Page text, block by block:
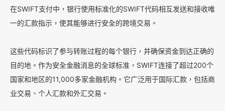
在SWIFT支付中，银行使用标准化的SWIFT代码相互发送和接收唯
一的汇款指示，使其能够进行安全的跨境交易。
这些代码标识了参与转账过程的每个银行，并确保资金到达正确的
目的地。作为安全金融消息的全球标准，SWIFT连接了超过200个
国家和地区的11,000多家金融机构。它广泛用于国际汇款，包括商
业交易、个人汇款和外汇交易。